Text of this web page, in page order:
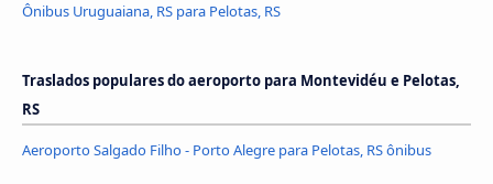
Ônibus Uruguaiana, RS para Pelotas, RS
Traslados populares do aeroporto para Montevidéu e Pelotas,
RS
Aeroporto Salgado Filho - Porto Alegre para Pelotas, RS ônibus